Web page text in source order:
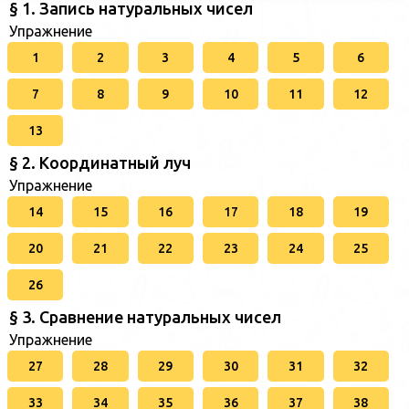
§ 1. Запись натуральных чисел
Упражнение
1 2 3 4 5 6
7 8 9 10 11 12
13
§ 2. Координатный луч
Упражнение
14 15 16 17 18 19
20 21 22 23 24 25
26
§ 3. Сравнение натуральных чисел
Упражнение
27 28 29 30 31 32
33 34 35 36 37 38